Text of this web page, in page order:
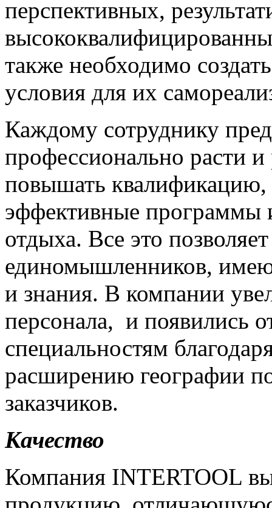
перспективных,
также необходимо
условия для их
Каждому сотруднику
профессионально расти и
повышать квалификацию,
эффективные программы
отдыха. Все это
единомышленников,
и знания. В компании
персонала, и появились
специальностям
расширению географии
заказчиков.
Качество
Компания INTERTOOL